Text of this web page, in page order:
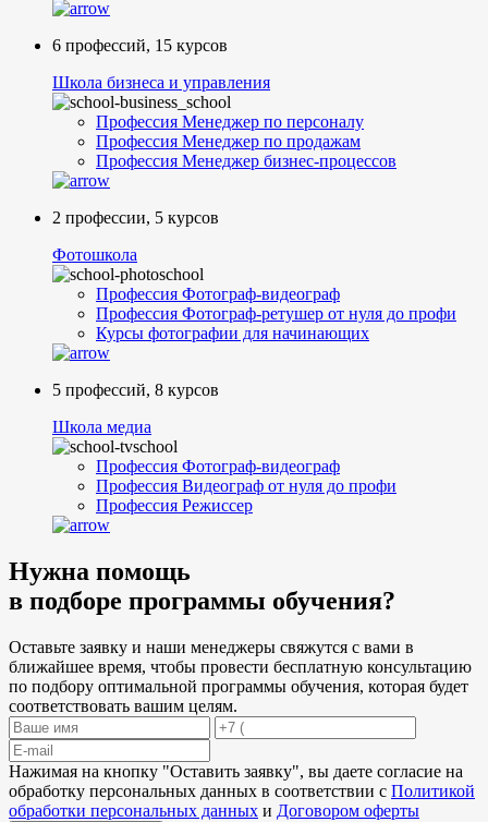
6 профессий, 15 курсов
Школа бизнеса и управления
Профессия Менеджер по персоналу
Профессия Менеджер по продажам
Профессия Менеджер бизнес-процессов
2 профессии, 5 курсов
Фотошкола
Профессия Фотограф-видеограф
Профессия Фотограф-ретушер от нуля до профи
Курсы фотографии для начинающих
5 профессий, 8 курсов
Школа медиа
Профессия Фотограф-видеограф
Профессия Видеограф от нуля до профи
Профессия Режиссер
Нужна помощь
в подборе программы обучения?
Оставьте заявку и наши менеджеры свяжутся с вами в
ближайшее время, чтобы провести бесплатную консультацию
по подбору оптимальной программы обучения, которая будет
соответствовать вашим целям.
Нажимая на кнопку "Оставить заявку", вы даете согласие на
обработку персональных данных в соответствии с Политикой
обработки персональных данных и Договором оферты